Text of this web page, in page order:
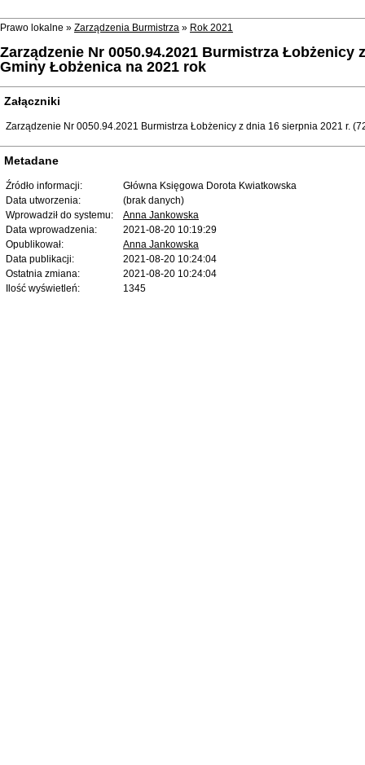
Prawo lokalne » Zarządzenia Burmistrza » Rok 2021
Zarządzenie Nr 0050.94.2021 Burmistrza
Gminy Łobżenica na 2021 rok
Załączniki
Zarządzenie Nr 0050.94.2021 Burmistrza Łobżenicy z dnia 16 sierpnia 2021 r.
Metadane
Źródło informacji:
Główna Księgowa Dorota Kwiatkowska
Data utworzenia:
(brak danych)
Wprowadził do systemu:
Anna Jankowska
Data wprowadzenia:
2021-08-20 10:19:29
Opublikował:
Anna Jankowska
Data publikacji:
2021-08-20 10:24:04
Ostatnia zmiana:
2021-08-20 10:24:04
Ilość wyświetleń:
1345